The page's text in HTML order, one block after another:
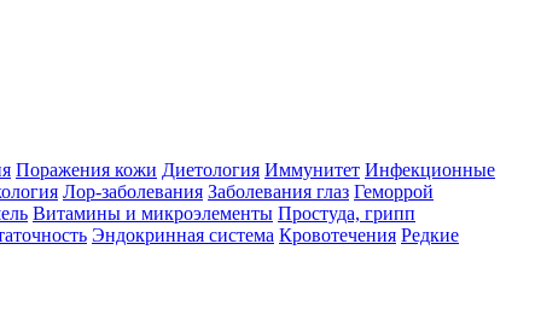
Поражения кожи Диетология Иммунитет Инфекционные
Лор-заболевания Заболевания глаз Геморрой
Витамины и микроэлементы Простуда, грипп
Эндокринная система Кровотечения Редкие